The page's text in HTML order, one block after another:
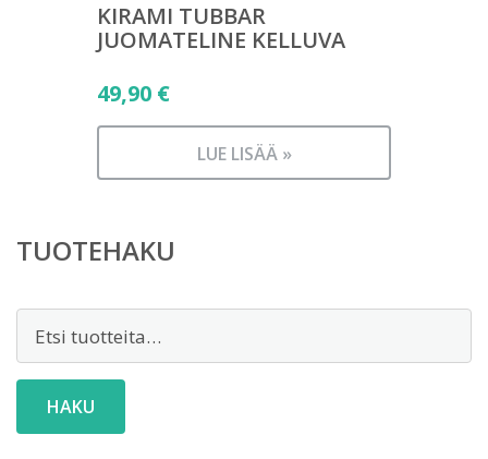
KIRAMI TUBBAR
JUOMATELINE KELLUVA
49,90 €
LUE LISÄÄ »
TUOTEHAKU
HAKU